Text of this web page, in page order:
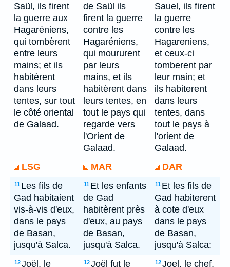
Saül, ils firent
la guerre aux
Hagaréniens,
qui tombèrent
entre leurs
mains; et ils
habitèrent
dans leurs
tentes, sur tout
le côté oriental
de Galaad.
de Saül ils
firent la guerre
contre les
Hagaréniens,
qui moururent
par leurs
mains, et ils
habitèrent dans
leurs tentes, en
tout le pays qui
regarde vers
l'Orient de
Galaad.
Sauel, ils firent
la guerre
contre les
Hagareniens,
et ceux-ci
tomberent par
leur main; et
ils habiterent
dans leurs
tentes, dans
tout le pays à
l'orient de
Galaad.
LSG
MAR DAR
11 Les fils de
Gad habitaient
vis-à-vis d'eux,
dans le pays
de Basan,
jusqu'à Salca.
11 Et les enfants
de Gad
habitèrent près
d'eux, au pays
de Basan,
jusqu'à Salca.
11 Et les fils de
Gad habiterent
à cote d'eux
dans le pays
de Basan,
jusqu'à Salca:
12Joël, le 12Joël fut le 12Joel, le chef,